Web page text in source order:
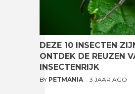
DEZE 10 INSECTEN
ONTDEK DE REUZEN
INSECTENRIJK
BY PETMANIA 3 JAAR AGO